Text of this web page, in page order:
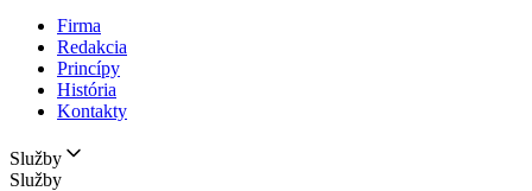
Firma
Redakcia
Princípy
História
Kontakty
Služby
Služby